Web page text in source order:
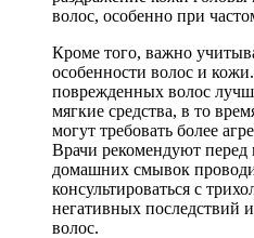
волос, особенно при
Кроме того, важно
особенности волос и
поврежденных волос
мягкие средства, в то
могут требовать более
Врачи рекомендуют перед
домашних смывок
консультироваться с
негативных последствий
волос.